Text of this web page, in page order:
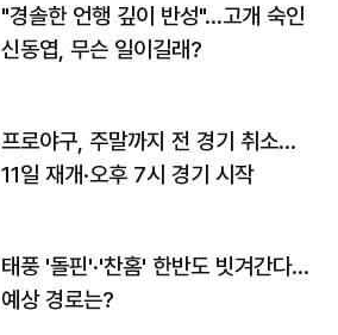
"경솔한 언행 깊이 반성"…고개 숙인
신동엽, 무슨 일이길래?
프로야구, 주말까지 전 경기 취소…
11일 재개·오후 7시 경기 시작
태풍 '돌핀'·'찬홈' 한반도 빗겨간다…
예상 경로는?